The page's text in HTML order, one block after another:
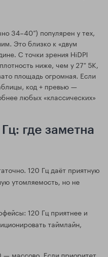
34–40″) популярен у тех,
Это близко к «двум
С точки зрения HiDPI
ниже, чем у 27″ 5K,
площадь огромная. Если
код + превью —
любых «классических»
где заметна
120 Гц даёт приятную
утомляемость, но не
120 Гц приятнее и
таймлайн,
— массово. Если приоритет